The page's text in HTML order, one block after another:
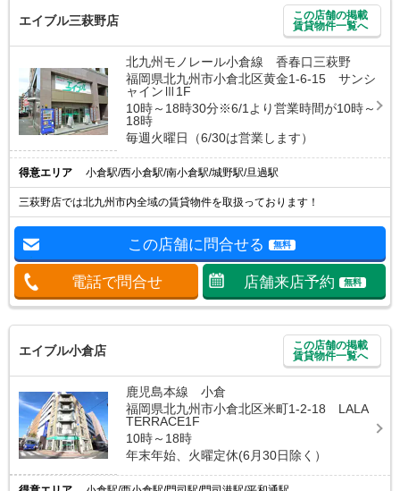
エイブル三萩野店
この店舗の掲載
賃貸物件一覧へ
北九州モノレール小倉線 香春口三萩野
福岡県北九州市小倉北区黄金1-6-15 サンシ
ャインⅢ1F
10時～18時30分※6/1より営業時間が10時～
18時
毎週火曜日（6/30は営業します）
得意エリア 小倉駅/西小倉駅/南小倉駅/城野駅/旦過駅
三萩野店では北九州市内全域の賃貸物件を取扱っております！
この店舗に問合せる 無料
電話で問合せ 店舗来店予約 無料
エイブル小倉店
この店舗の掲載
賃貸物件一覧へ
鹿児島本線 小倉
福岡県北九州市小倉北区米町1-2-18 LALA
TERRACE1F
10時～18時
年末年始、火曜定休(6月30日除く）